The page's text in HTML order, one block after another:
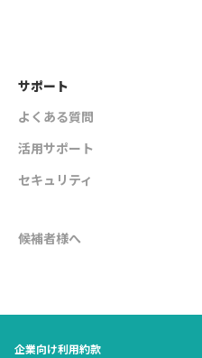
サポート
よくある質問
活用サポート
セキュリティ
候補者様へ
企業向け利用約款